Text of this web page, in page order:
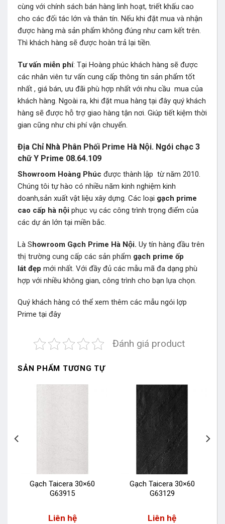
cùng với chính sách bán hàng linh hoạt, triết khấu cao
cho các đối tác lớn và thân tín. Nếu khi đặt mua và nhận
được hàng mà sản phẩm không đúng như cam kết trên.
Thì khách hàng sẽ được hoàn trả lại tiền.
Tư vấn miễn phí: Tại Hoàng phúc khách hàng sẽ được
các nhân viên tư vấn cung cấp thông tin sản phẩm tốt
nhất , giá bán, ưu đãi phù hợp nhất với nhu cầu mua của
khách hàng. Ngoài ra, khi đặt mua hàng tại đây quý khách
hàng sẽ được hỗ trợ giao hàng tận nơi. Giúp tiết kiệm thời
gian cũng như chi phí vận chuyển.
Địa Chỉ Nhà Phân Phối Prime Hà Nội. Ngói chạc 3
chữ Y Prime 08.64.109
Showroom Hoàng Phúc được thành lập từ năm 2010.
Chúng tôi tự hào có nhiều năm kinh nghiệm kinh
doanh,sản xuất vật liệu xây dựng. Các loại gạch prime
cao cấp hà nội phục vụ các công trình trọng điểm của
các dự án lớn tại miền bắc.
Là Showroom Gạch Prime Hà Nội. Uy tín hàng đầu trên
thị trường cung cấp các sản phẩm gạch prime ốp
lát đẹp mới nhất. Với đầy đủ các mẫu mã đa dạng phù
hợp với nhiều không gian, công trình cho bạn lựa chọn.
Quý khách hàng có thể xem thêm các mẫu ngói lợp
Prime tại đây
Đánh giá product
SẢN PHẨM TƯƠNG TỰ
Gạch Taicera 30×60
G63915
Liên hệ
Gạch Taicera 30×60
G63129
Liên hệ